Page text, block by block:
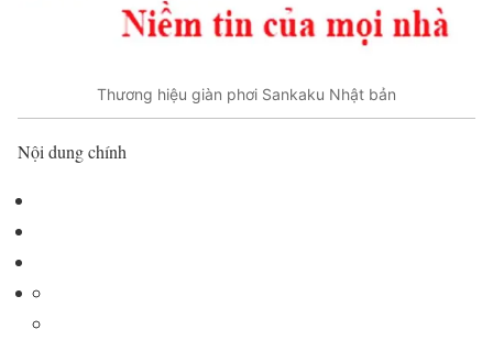
Thương hiệu giàn phơi Sankaku Nhật bản
Nội dung chính